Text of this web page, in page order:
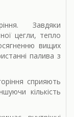
Завдяки
цегли, тепло
вищих
палива з
сприяють
кількість